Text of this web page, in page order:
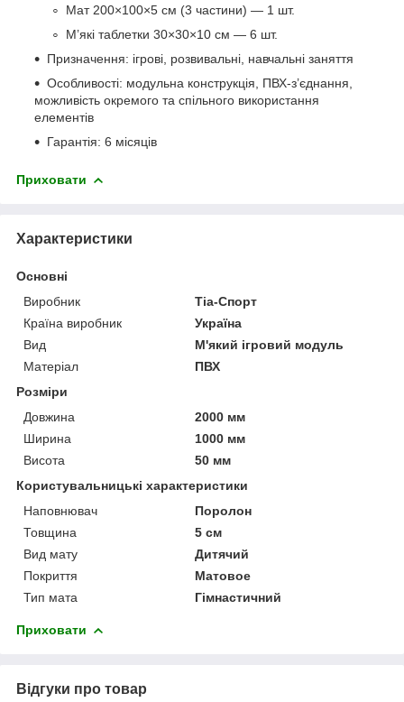
Мат 200×100×5 см (3 частини) — 1 шт.
М’які таблетки 30×30×10 см — 6 шт.
Призначення: ігрові, розвивальні, навчальні заняття
Особливості: модульна конструкція, ПВХ-з’єднання,
можливість окремого та спільного використання
елементів
Гарантія: 6 місяців
Приховати
Характеристики
Основні
Виробник
Тіа-Спорт
Країна виробник
Україна
Вид
М'який ігровий модуль
Матеріал
ПВХ
Розміри
Довжина
2000 мм
Ширина
1000 мм
Висота
50 мм
Користувальницькі характеристики
Наповнювач
Поролон
Товщина
5 см
Вид мату
Дитячий
Покриття
Матовое
Тип мата
Гімнастичний
Приховати
Відгуки про товар